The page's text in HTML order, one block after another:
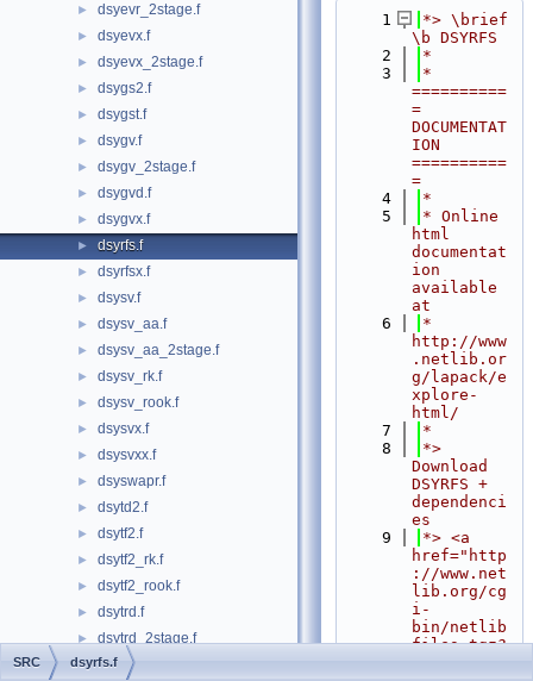
► dsyevr_2stage.f
► dsyevx.f
► dsyevx_2stage.f
► dsygs2.f
► dsygst.f
► dsygv.f
► dsygv_2stage.f
► dsygvd.f
► dsygvx.f
► dsyrfs.f
► dsyrfsx.f
► dsysv.f
► dsysv_aa.f
► dsysv_aa_2stage.f
► dsysv_rk.f
► dsysv_rook.f
► dsysvx.f
► dsysvxx.f
► dsyswapr.f
► dsytd2.f
► dsytf2.f
► dsytf2_rk.f
► dsytf2_rook.f
► dsytrd.f
► dsytrd_2stage.f
► dsytrd_sb2st.F
    1
*> \brief
\b DSYRFS
    2
*
    3
*
==========
=
DOCUMENTAT
ION
==========
=
    4
*
    5
* Online
html
documentat
ion
available
at
    6
*
http://www
.netlib.or
g/lapack/e
xplore-
html/
    7
*
    8
*>
Download
DSYRFS +
dependenci
es
    9
*> <a
href="http
://www.net
lib.org/cg
i-
bin/netlib
files.tgz?
SRC dsyrfs.f